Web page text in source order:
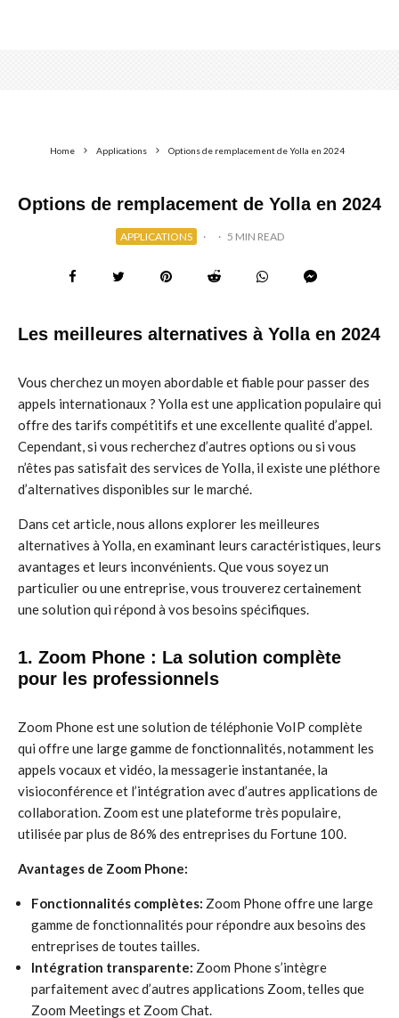
Home Applications Options de remplacement de Yolla en 2024
Options de remplacement de Yolla en 2024
APPLICATIONS · · 5 MIN READ
Les meilleures alternatives à Yolla en 2024
Vous cherchez un moyen abordable et fiable pour passer des
appels internationaux ? Yolla est une application populaire qui
offre des tarifs compétitifs et une excellente qualité d’appel.
Cependant, si vous recherchez d’autres options ou si vous
n’êtes pas satisfait des services de Yolla, il existe une pléthore
d’alternatives disponibles sur le marché.
Dans cet article, nous allons explorer les meilleures
alternatives à Yolla, en examinant leurs caractéristiques, leurs
avantages et leurs inconvénients. Que vous soyez un
particulier ou une entreprise, vous trouverez certainement
une solution qui répond à vos besoins spécifiques.
1. Zoom Phone : La solution complète
pour les professionnels
Zoom Phone est une solution de téléphonie VoIP complète
qui offre une large gamme de fonctionnalités, notamment les
appels vocaux et vidéo, la messagerie instantanée, la
visioconférence et l’intégration avec d’autres applications de
collaboration. Zoom est une plateforme très populaire,
utilisée par plus de 86% des entreprises du Fortune 100.
Avantages de Zoom Phone:
Fonctionnalités complètes: Zoom Phone offre une large
gamme de fonctionnalités pour répondre aux besoins des
entreprises de toutes tailles.
Intégration transparente: Zoom Phone s’intègre
parfaitement avec d’autres applications Zoom, telles que
Zoom Meetings et Zoom Chat.